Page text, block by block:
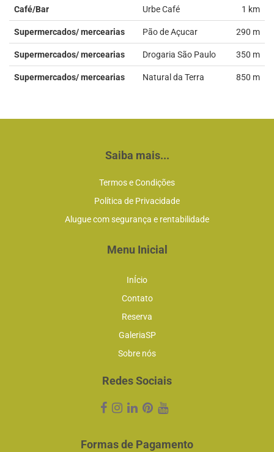
Café/Bar Urbe Café 1 km
Supermercados/ mercearias Pão de Açucar 290 m
Supermercados/ mercearias Drogaria São Paulo 350 m
Supermercados/ mercearias Natural da Terra 850 m
Saiba mais...
Termos e Condições
Política de Privacidade
Alugue com segurança e rentabilidade
Menu Inicial
InÍcio
Contato
Reserva
GaleriaSP
Sobre nós
Redes Sociais
Formas de Pagamento